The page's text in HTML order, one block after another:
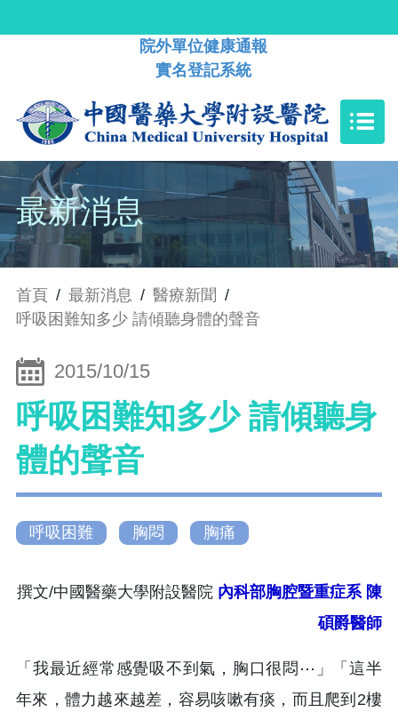
院外單位健康通報
實名登記系統
最新消息
首頁 / 最新消息 / 醫療新聞 /
呼吸困難知多少 請傾聽身體的聲音
2015/10/15
呼吸困難知多少 請傾聽身
體的聲音
呼吸困難 胸悶 胸痛
撰文/中國醫藥大學附設醫院 內科部胸腔暨重症系 陳
碩爵醫師
「我最近經常感覺吸不到氣，胸口很悶⋯」「這半
年來，體力越來越差，容易咳嗽有痰，而且爬到2樓